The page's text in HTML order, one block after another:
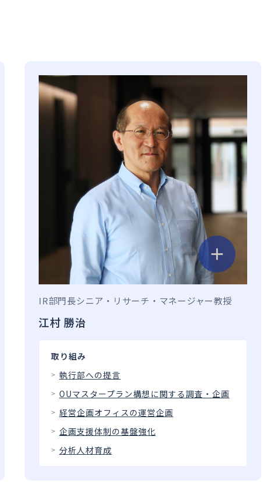
IR部門長シニア・リサーチ・マネージャー教授
江村 勝治
取り組み
執行部への提言
OUマスタープラン構想に関する調査・企画
経営企画オフィスの運営企画
企画支援体制の基盤強化
分析人材育成